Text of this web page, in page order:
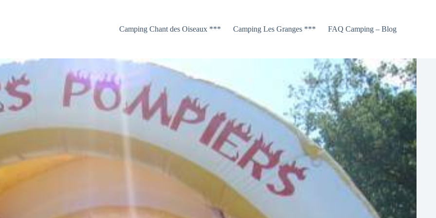
Camping Chant des Oiseaux ***
Camping Les Granges *** FAQ Camping – Blog